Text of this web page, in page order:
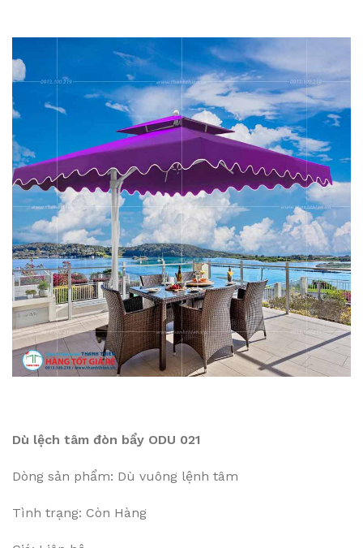
Dù lệch tâm đòn bẩy ODU 021
Dòng sản phẩm: Dù vuông lệnh tâm
Tình trạng: Còn Hàng